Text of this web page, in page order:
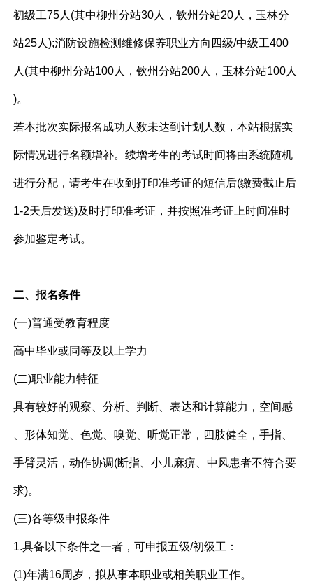
初级工75人(其中柳州分站30人，钦州分站20人，玉林分
站25人);消防设施检测维修保养职业方向四级/中级工400
人(其中柳州分站100人，钦州分站200人，玉林分站100人
)。
若本批次实际报名成功人数未达到计划人数，本站根据实
际情况进行名额增补。续增考生的考试时间将由系统随机
进行分配，请考生在收到打印准考证的短信后(缴费截止后
1-2天后发送)及时打印准考证，并按照准考证上时间准时
参加鉴定考试。
二、报名条件
(一)普通受教育程度
高中毕业或同等及以上学力
(二)职业能力特征
具有较好的观察、分析、判断、表达和计算能力，空间感
、形体知觉、色觉、嗅觉、听觉正常，四肢健全，手指、
手臂灵活，动作协调(断指、小儿麻痹、中风患者不符合要
求)。
(三)各等级申报条件
1.具备以下条件之一者，可申报五级/初级工：
(1)年满16周岁，拟从事本职业或相关职业工作。